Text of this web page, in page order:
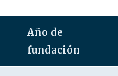
Año de
fundación